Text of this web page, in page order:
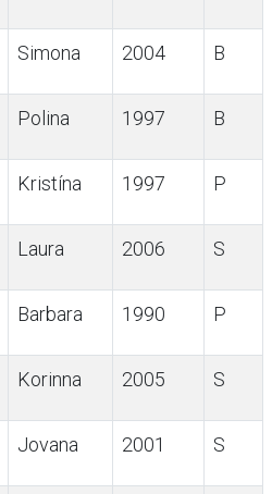
Simona 2004 B
Polina 1997 B
Kristína 1997 P
Laura 2006 S
Barbara 1990 P
Korinna 2005 S
Jovana 2001 S